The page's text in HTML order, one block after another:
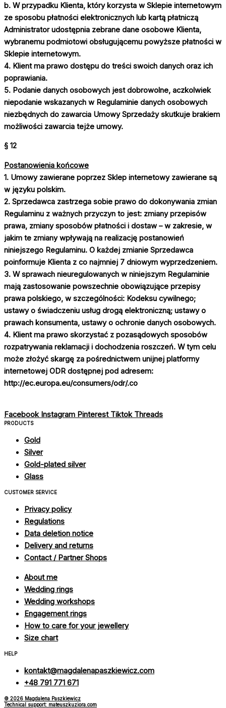
b. W przypadku Klienta, który korzysta w Sklepie internetowym
ze sposobu płatności elektronicznych lub kartą płatniczą
Administrator udostępnia zebrane dane osobowe Klienta,
wybranemu podmiotowi obsługującemu powyższe płatności w
Sklepie internetowym.
4. Klient ma prawo dostępu do treści swoich danych oraz ich
poprawiania.
5. Podanie danych osobowych jest dobrowolne, aczkolwiek
niepodanie wskazanych w Regulaminie danych osobowych
niezbędnych do zawarcia Umowy Sprzedaży skutkuje brakiem
możliwości zawarcia tejże umowy.
§ 12
Postanowienia końcowe
1. Umowy zawierane poprzez Sklep internetowy zawierane są
w języku polskim.
2. Sprzedawca zastrzega sobie prawo do dokonywania zmian
Regulaminu z ważnych przyczyn to jest: zmiany przepisów
prawa, zmiany sposobów płatności i dostaw – w zakresie, w
jakim te zmiany wpływają na realizację postanowień
niniejszego Regulaminu. O każdej zmianie Sprzedawca
poinformuje Klienta z co najmniej 7 dniowym wyprzedzeniem.
3. W sprawach nieuregulowanych w niniejszym Regulaminie
mają zastosowanie powszechnie obowiązujące przepisy
prawa polskiego, w szczególności: Kodeksu cywilnego;
ustawy o świadczeniu usług drogą elektroniczną; ustawy o
prawach konsumenta, ustawy o ochronie danych osobowych.
4. Klient ma prawo skorzystać z pozasądowych sposobów
rozpatrywania reklamacji i dochodzenia roszczeń. W tym celu
może złożyć skargę za pośrednictwem unijnej platformy
internetowej ODR dostępnej pod adresem:
http://ec.europa.eu/consumers/odr/.co
Facebook Instagram Pinterest Tiktok Threads
PRODUCTS
Gold
Silver
Gold-plated silver
Glass
CUSTOMER SERVICE
Privacy policy
Regulations
Data deletion notice
Delivery and returns
Contact / Partner Shops
About me
Wedding rings
Wedding workshops
Engagement rings
How to care for your jewellery
Size chart
HELP
kontakt@magdalenapaszkiewicz.com
+48 791 771 671
© 2026 Magdalena Paszkiewicz
Technical support: mateuszkuziora.com